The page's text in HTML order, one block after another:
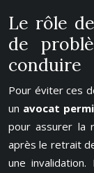
Le rôle
de
conduire
Pour éviter ces
un avocat
pour assurer la
après le retrait
une